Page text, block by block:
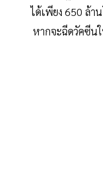
ได้เพียง 650 ล้า
หากจะฉีดวัคซีน